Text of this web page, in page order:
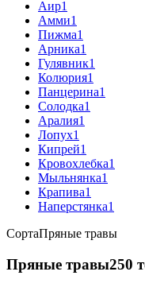
Аир1
Амми1
Пижма1
Арника1
Гулявник1
Колюрия1
Панцерина1
Солодка1
Аралия1
Лопух1
Кипрей1
Кровохлебка1
Мыльнянка1
Крапива1
Наперстянка1
СортаПряные травы
Пряные травы250